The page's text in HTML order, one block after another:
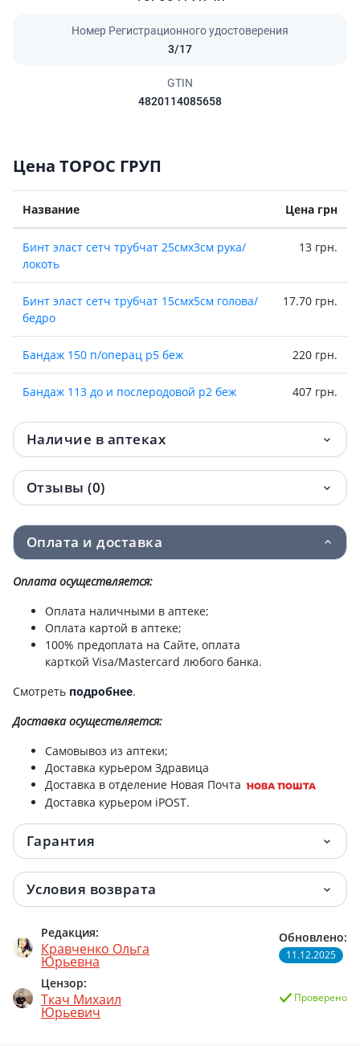
Номер Регистрационного удостоверения
3/17
GTIN
4820114085658
Цена ТОРОС ГРУП
Название Цена грн
Бинт эласт сетч трубчат 25смх3см рука/
локоть
13 грн.
Бинт эласт сетч трубчат 15смх5см голова/
бедро
17.70 грн.
Бандаж 150 п/операц р5 беж 220 грн.
Бандаж 113 до и послеродовой р2 беж 407 грн.
Наличие в аптеках
Отзывы (0)
Оплата и доставка
Оплата осуществляется:
Оплата наличными в аптеке;
Оплата картой в аптеке;
100% предоплата на Сайте, оплата
карткой Visa/Mastercard любого банка.
Смотреть подробнее.
Доставкаосуществляется:
Самовывоз из аптеки;
Доставка курьером Здравица
Доставка в отделение Новая Почта
Доставка курьером iPOST.
Гарантия
Условия возврата
Редакция:
Кравченко Ольга
Юрьевна
Цензор:
Ткач Михаил
Юрьевич
Обновлено:
11.12.2025
Проверено